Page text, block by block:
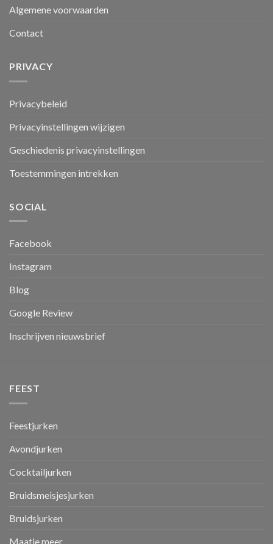
Algemene voorwaarden
Contact
PRIVACY
Privacybeleid
Privacyinstellingen wijzigen
Geschiedenis privacyinstellingen
Toestemmingen intrekken
SOCIAL
Facebook
Instagram
Blog
Google Review
Inschrijven nieuwsbrief
FEEST
Feestjurken
Avondjurken
Cocktailjurken
Bruidsmeisjesjurken
Bruidsjurken
Maatje meer